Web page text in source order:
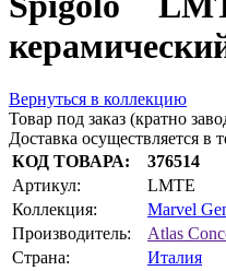
Вернуться в коллекцию
Товар под заказ (кратно
Доставка осуществляется в
КОД ТОВАРА:
376514
Артикул:
LMTE
Коллекция:
Marvel
Производитель:
Atlas
Страна:
Италия